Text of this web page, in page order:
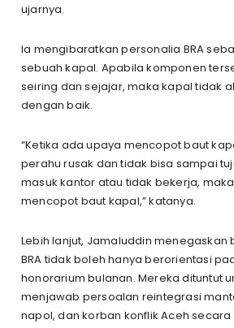
ujarnya.
Ia mengibaratkan personalia BRA
sebuah kapal. Apabila komponen
seiring dan sejajar, maka kapal tidak
dengan baik.
“Ketika ada upaya mencopot baut
perahu rusak dan tidak bisa sampai
masuk kantor atau tidak bekerja,
mencopot baut kapal,” katanya.
Lebih lanjut, Jamaluddin menegaskan
BRA tidak boleh hanya berorientasi
honorarium bulanan. Mereka dituntut
menjawab persoalan reintegrasi
napol, dan korban konflik Aceh secara